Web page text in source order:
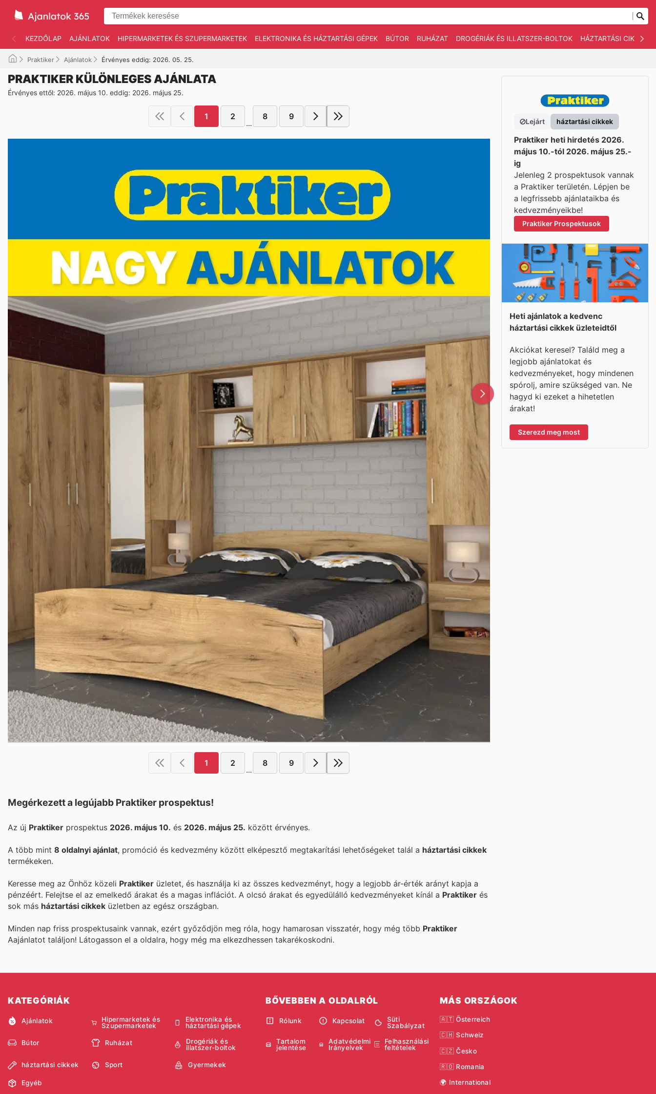
KEZDŐLAP AJÁNLATOK HIPERMARKETEK ÉS SZUPERMARKETEK ELEKTRONIKA ÉS HÁZTARTÁSI GÉPEK BÚTOR RUHÁZAT DROGÉRIÁK ÉS ILLATSZER-BOLTOK HÁZTARTÁSI CIKKEK
Praktiker Ajánlatok Érvényes eddig: 2026. 05. 25.
PRAKTIKER KÜLÖNLEGES AJÁNLATA
Érvényes ettől: 2026. május 10. eddig: 2026. május 25.
1 2
...
8 9
1 2
...
8 9
Megérkezett a legújabb Praktiker prospektus!
Az új Praktiker prospektus 2026. május 10. és 2026. május 25. között érvényes.
A több mint 8 oldalnyi ajánlat, promóció és kedvezmény között elképesztő megtakarítási lehetőségeket talál a háztartási cikkek
termékeken.
Keresse meg az Önhöz közeli Praktiker üzletet, és használja ki az összes kedvezményt, hogy a legjobb ár-érték arányt kapja a
pénzéért. Felejtse el az emelkedő árakat és a magas inflációt. A olcsó árakat és egyedülálló kedvezményeket kínál a Praktiker és
sok más háztartási cikkek üzletben az egész országban.
Minden nap friss prospektusaink vannak, ezért győződjön meg róla, hogy hamarosan visszatér, hogy még több Praktiker
Aajánlatot találjon! Látogasson el a oldalra, hogy még ma elkezdhessen takarékoskodni.
Lejárt háztartási cikkek
Praktiker heti hirdetés 2026.
május 10.-tól 2026. május 25.-
ig
Jelenleg 2 prospektusok vannak
a Praktiker területén. Lépjen be
a legfrissebb ajánlataikba és
kedvezményeikbe!
Praktiker Prospektusok
Heti ajánlatok a kedvenc
háztartási cikkek üzleteidtől
Akciókat keresel? Találd meg a
legjobb ajánlatokat és
kedvezményeket, hogy mindenen
spórolj, amire szükséged van. Ne
hagyd ki ezeket a hihetetlen
árakat!
Szerezd meg most
KATEGÓRIÁK
Ajánlatok
Hipermarketek és
Szupermarketek
Elektronika és
háztartási gépek
Bútor Ruházat
Drogériák és
illatszer-boltok
háztartási cikkek Sport Gyermekek
Egyéb
BŐVEBBEN A OLDALRÓL
Rólunk Kapcsolat
Süti
Szabályzat
Tartalom
jelentése
Adatvédelmi
Irányelvek
Felhasználási
feltételek
MÁS ORSZÁGOK
🇦🇹 Österreich
🇨🇭 Schweiz
🇨🇿 Česko
🇷🇴 Romania
🌍 International